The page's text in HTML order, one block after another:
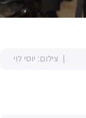
צילום: יוסי לוי